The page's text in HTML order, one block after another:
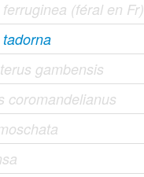
ferruginea (féral en Fr)
tadorna
gambensis
coromandelianus